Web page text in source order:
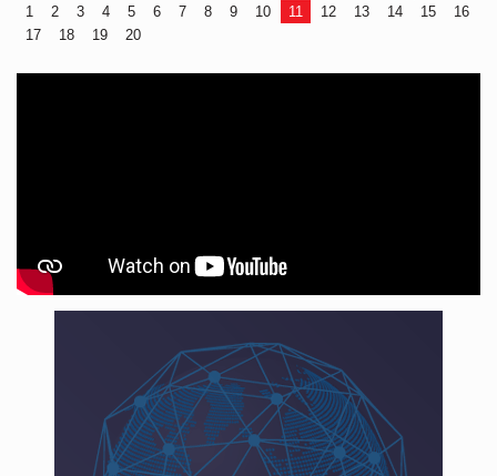
1 2 3 4 5 6 7 8 9 10 11 12 13 14 15
16
17
18 19 20